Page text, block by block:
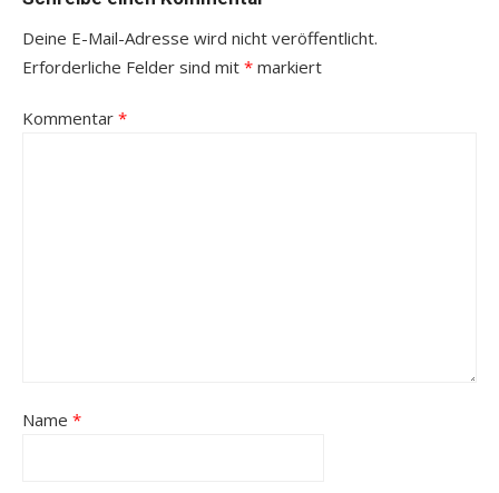
Deine E-Mail-Adresse wird nicht veröffentlicht.
Erforderliche Felder sind mit * markiert
Kommentar *
Name *